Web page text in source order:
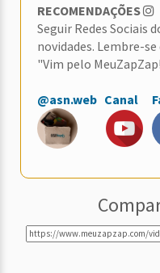
RECOMENDAÇÕES
Seguir Redes Sociais
novidades. Lembre-
"Vim pelo
@asn.web Canal